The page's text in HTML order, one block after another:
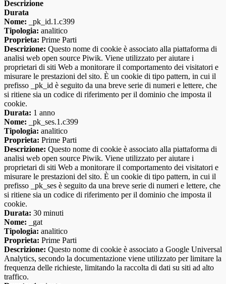
Descrizione
Durata
Nome: _pk_id.1.c399
Tipologia: analitico
Proprieta: Prime Parti
Descrizione: Questo nome di cookie è associato alla piattaforma di
analisi web open source Piwik. Viene utilizzato per aiutare i
proprietari di siti Web a monitorare il comportamento dei visitatori e
misurare le prestazioni del sito. È un cookie di tipo pattern, in cui il
prefisso _pk_id è seguito da una breve serie di numeri e lettere, che
si ritiene sia un codice di riferimento per il dominio che imposta il
cookie.
Durata: 1 anno
Nome: _pk_ses.1.c399
Tipologia: analitico
Proprieta: Prime Parti
Descrizione: Questo nome di cookie è associato alla piattaforma di
analisi web open source Piwik. Viene utilizzato per aiutare i
proprietari di siti Web a monitorare il comportamento dei visitatori e
misurare le prestazioni del sito. È un cookie di tipo pattern, in cui il
prefisso _pk_ses è seguito da una breve serie di numeri e lettere, che
si ritiene sia un codice di riferimento per il dominio che imposta il
cookie.
Durata: 30 minuti
Nome: _gat
Tipologia: analitico
Proprieta: Prime Parti
Descrizione: Questo nome di cookie è associato a Google Universal
Analytics, secondo la documentazione viene utilizzato per limitare la
frequenza delle richieste, limitando la raccolta di dati su siti ad alto
traffico.